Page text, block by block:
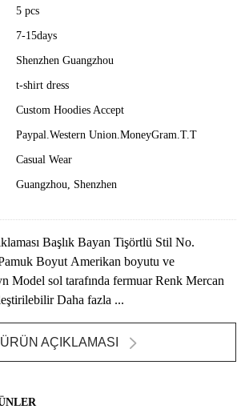
5 pcs
7-15days
Shenzhen Guangzhou
t-shirt dress
Custom Hoodies Accept
Paypal.Western Union.MoneyGram.T.T
Casual Wear
Guangzhou, Shenzhen
Başlık Bayan Tişörtlü Stil No.
Boyut Amerikan boyutu ve
Model sol tarafında fermuar Renk Mercan
Daha fazla ...
ÜRÜN AÇIKLAMASI